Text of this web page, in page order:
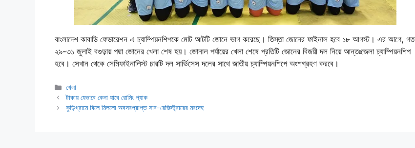
বাংলাদেশ কাবাডি ফেডারেশন এ চ্যাম্পিয়নশিপকে মোট আটটি জোনে ভাগ করেছে। তিস্তা জোনের ফাইনাল হবে ১৮ আগস্ট। এর আগে, গত
২৯-৩১ জুলাই বগুড়ায় পদ্মা জোনের খেলা শেষ হয়। জোনাল পর্যায়ের খেলা শেষে প্রতিটি জোনের বিজয়ী দল নিয়ে আন্তঃজেলা চ্যাম্পিয়নশিপ
হবে। সেখান থেকে সেমিফাইনালিস্ট চারটি দল সার্ভিসেস দলের সাথে জাতীয় চ্যাম্পিয়নশিপে অংশগ্রহণ করবে।
Categories
খেলা
টাকায় যেভাবে কেনা যাবে রোমিং প্যাক
কুড়িগ্রামে বিলে মিললো অবসরপ্রাপ্ত সাব-রেজিস্ট্রারের মরদেহ